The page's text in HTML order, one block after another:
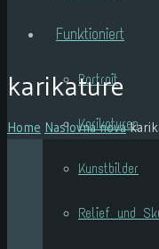
Funktioniert
Portrait
Karikaturen
Kunstbilder
Relief und
karikature
Home Naslovna nova